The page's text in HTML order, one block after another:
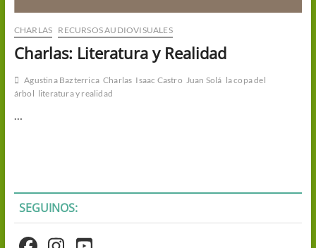
CHARLAS RECURSOS AUDIOVISUALES
Charlas: Literatura y Realidad
Agustina Bazterrica Charlas Isaac Castro Juan Solá la copa del
árbol literatura y realidad
SEGUINOS: